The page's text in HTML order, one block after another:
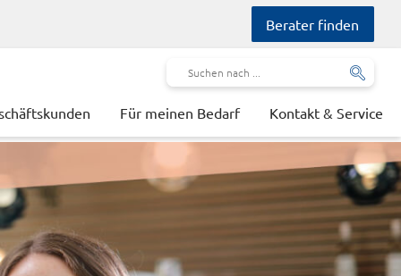
Berater finden
Für meinen Bedarf Kontakt & Service